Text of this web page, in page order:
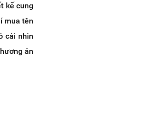
kế cung
mua tên
cái nhìn
án